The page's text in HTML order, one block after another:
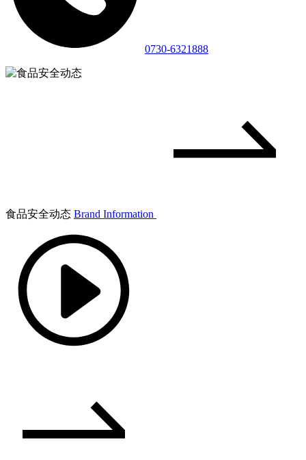
0730-6321888
食品安全动态 Brand Information